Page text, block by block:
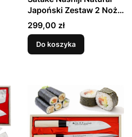
Japoński Zestaw 2 Noży
Santoku 17cm i
Uniwersalny 12cm w
Drewnianym Etui
Cena
299,00 zł
Do koszyka